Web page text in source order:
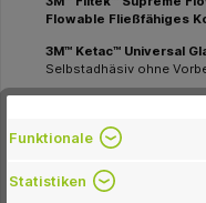
Flowable Fließfähiges
3M™ Ketac™ Universal
Selbstadhäsiv ohne
3M™ Photac™ Fil Quick
Funktionale
Statistiken